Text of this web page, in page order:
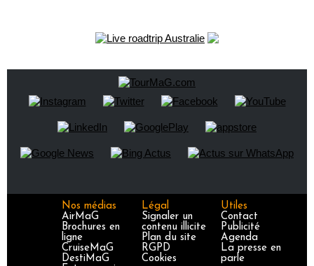
Nos médias
AirMaG
Brochures en
ligne
CruiseMaG
DestiMaG
Légal
Signaler un
contenu illicite
Plan du site
RGPD
Cookies
Utiles
Contact
Publicité
Agenda
La presse en
parle